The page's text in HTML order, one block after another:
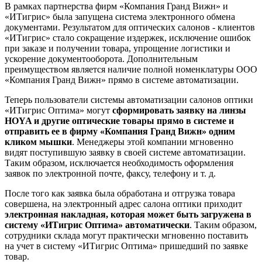
В рамках партнерства фирм «Компания Гранд Вижн» и
«ИТигрис» была запущена система электронного обмена
документами. Результатом для оптических салонов - клиентов
«ИТигрис» стало сокращение издержек, исключение ошибок
при заказе и получении товара, упрощение логистики и
ускорение документооборота. Дополнительным
преимуществом является наличие полной номенклатуры ООО
«Компания Гранд Вижн» прямо в системе автоматизации.
Теперь пользователи системы автоматизации салонов оптики
«ИТигрис Оптима» могут сформировать заявку на линзы
HOYA и другие оптические товары прямо в системе и
отправить ее в фирму «Компания Гранд Вижн» одним
кликом мышки. Менеджеры этой компании мгновенно
видят поступившую заявку в своей системе автоматизации.
Таким образом, исключается необходимость оформления
заявок по электронной почте, факсу, телефону и т. д.
После того как заявка была обработана и отгрузка товара
совершена, на электронный адрес салона оптики приходит
электронная накладная, которая может быть загружена в
систему «ИТигрис Оптима» автоматически. Таким образом,
сотрудники склада могут практически мгновенно поставить
на учет в систему «ИТигрис Оптима» пришедший по заявке
товар.